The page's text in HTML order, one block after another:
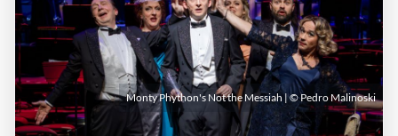
Monty Phython's Not the Messiah | © Pedro Malinoski